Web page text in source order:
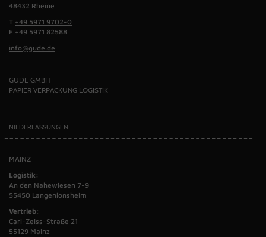
48432 Rheine
T +49 5971 9702-0
F +49 5971 82588
info@gude.de
GUDE GMBH
PAPIER VERPACKUNG LOGISTIK
NIEDERLASSUNGEN
MAINZ
Logistik:
An den Nahewiesen 7-9
55450 Langenlonsheim
Vertrieb:
Carl-Zeiss-Straße 21
55129 Mainz